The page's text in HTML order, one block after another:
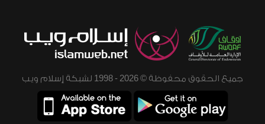
جميع الحقوق محفوظة © 2026 - 1998 لشبكة إسلام ويب